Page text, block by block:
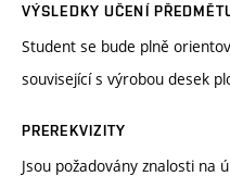
VÝSLEDKY UČENÍ
Student se bude plně
související s výrobou desek
PREREKVIZITY
Jsou požadovány znalosti na